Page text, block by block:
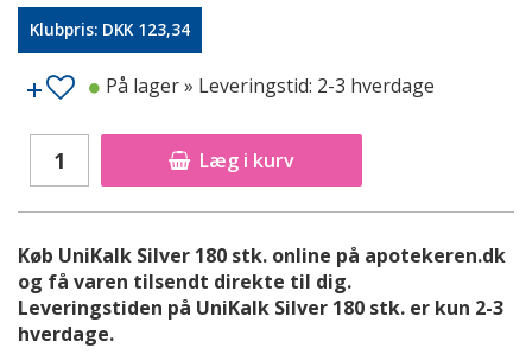
Klubpris: DKK 123,34
Læg i kurv
På lager» Leveringstid: 2-3 hverdage
Køb UniKalk Silver 180 stk. online på apotekeren.dk
og få varen tilsendt direkte til dig.
Leveringstiden på UniKalk Silver 180 stk. er kun 2-3
hverdage.